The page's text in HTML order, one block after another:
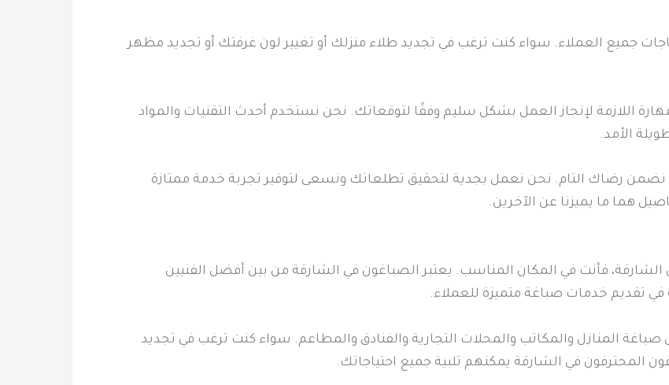
جميع العملاء. سواء كنت ترغب في تجديد طلاء منزلك أو تغيير لون غرفتك أو تجديد مظهر
اللازمة لإنجاز العمل بشكل سليم وفقًا لتوقعاتك. نحن نستخدم أحدث التقنيات والمواد
الأمد.
رضاك التام. نحن نعمل بجدية لتحقيق تطلعاتك ونسعى لتوفير تجربة خدمة ممتازة
هما ما يميزنا عن الآخرين.
فأنت في المكان المناسب. يعتبر الصباغون في الشارقة من بين أفضل الفنيين
تقديم خدمات صباغة متميزة للعملاء.
المنازل والمكاتب والمحلات التجارية والفنادق والمطاعم. سواء كنت ترغب في تجديد
المحترفون في الشارقة يمكنهم تلبية جميع احتياجاتك.